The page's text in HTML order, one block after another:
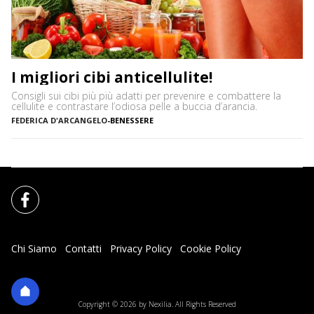
I migliori cibi anticellulite!
Consigli sui cibi più più adatti per prevenire e combattere la
cellulite e contrastare l’odiosa pelle a buccia d’arancia.
FEDERICA D'ARCANGELO-BENESSERE
Chi Siamo Contatti Privacy Policy
Cookie Policy
Copyright © 2026 by Nexilia. All Rights Reserved